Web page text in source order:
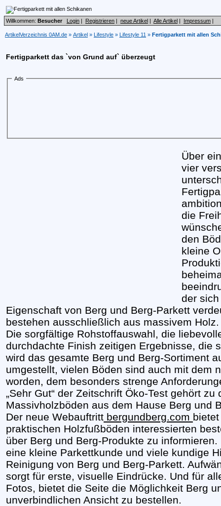
Willkommen: Besucher Login | Registrieren | neue Artikel | Alle Artikel | Impressum |
ArtikelVerzeichnis 0AM.de » Artikel » Lifestyle » Lifestyle 11 » Fertigparkett mit allen
Fertigparkett das `von Grund auf` überzeugt
Ads
Über
vier
die
den
kleine
der
Eigenschaft von Berg und Berg-Parkett
bestehen ausschließlich aus massivem Holz.
Die sorgfältige Rohstoffauswahl, die
durchdachte Finish zeitigen Ergebnisse, die
wird das gesamte Berg und Berg-Sortiment
umgestellt, vielen Böden sind auch mit dem
worden, dem besonders strenge
„Sehr Gut“ der Zeitschrift Öko-Test gehört zu
Massivholzböden aus dem Hause Berg und
Der neue Webauftritt bergundberg.com
praktischen Holzfußböden interessierten
über Berg und Berg-Produkte zu
eine kleine Parkettkunde und viele kundige
Reinigung von Berg und Berg-Parkett.
sorgt für erste, visuelle Eindrücke. Und für
Fotos, bietet die Seite die Möglichkeit Berg
unverbindlichen Ansicht zu bestellen.